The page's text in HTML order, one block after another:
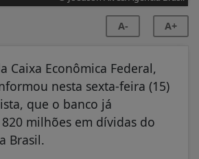
A- A+
Caixa Econômica Federal,
nesta sexta-feira (15)
que o banco já
milhões em dívidas do
Brasil.